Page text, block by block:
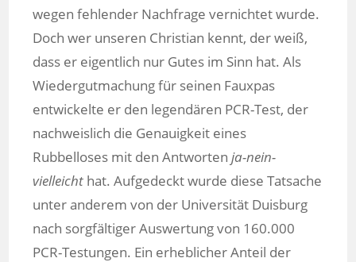
wegen fehlender Nachfrage vernichtet wurde.
Doch wer unseren Christian kennt, der weiß,
dass er eigentlich nur Gutes im Sinn hat. Als
Wiedergutmachung für seinen Fauxpas
entwickelte er den legendären PCR-Test, der
nachweislich die Genauigkeit eines
Rubbelloses mit den Antwortenja-nein-
vielleicht hat. Aufgedeckt wurde diese Tatsache
unter anderem von der Universität Duisburg
nach sorgfältiger Auswertung von 160.000
PCR-Testungen. Ein erheblicher Anteil der